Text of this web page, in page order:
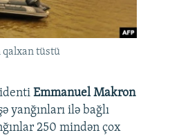
qalxan tüstü
Emmanuel Makron
yanğınları ilə bağlı
250 mindən çox